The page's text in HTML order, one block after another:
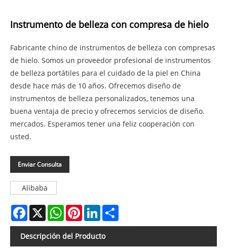
Instrumento de belleza con compresa de hielo
Fabricante chino de instrumentos de belleza con compresas
de hielo. Somos un proveedor profesional de instrumentos
de belleza portátiles para el cuidado de la piel en China
desde hace más de 10 años. Ofrecemos diseño de
instrumentos de belleza personalizados, tenemos una
buena ventaja de precio y ofrecemos servicios de diseño.
mercados. Esperamos tener una feliz cooperación con
usted.
Enviar Consulta
Alibaba
Facebook
X WhatsAppPinterestLinkedIn
Descripción del Producto